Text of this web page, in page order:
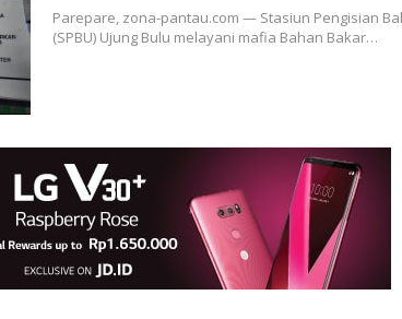
Parepare, zona-pantau.com — Stasiun Pengisian
(SPBU) Ujung Bulu melayani mafia Bahan Bakar…